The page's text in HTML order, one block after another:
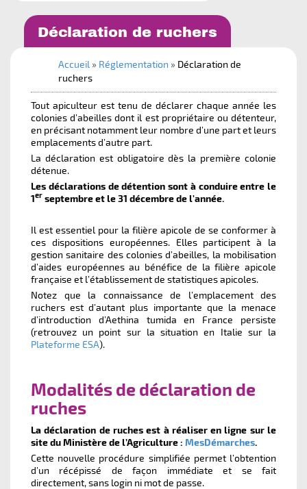
Retour à Bourgogne - Franche-Comté
GDS de Bourgogne - Franche-
1 rue des Coulots
21110 BRETENIERE
gdsbfc@reseaugds.com
Déclaration de ruchers
Accueil » Réglementation » Déclaration de
ruchers
Tout apiculteur est tenu de déclarer chaque année les
colonies d’abeilles dont il est propriétaire ou détenteur,
en précisant notamment leur nombre d’une part et leurs
emplacements d’autre part.
La déclaration est obligatoire dès la première colonie
détenue.
Les déclarations de détention sont à conduire entre le
1er septembre et le 31 décembre de l'année.
Il est essentiel pour la filière apicole de se conformer à
ces dispositions européennes. Elles participent à la
gestion sanitaire des colonies d’abeilles, la mobilisation
d’aides européennes au bénéfice de la filière apicole
française et l’établissement de statistiques apicoles.
Notez que la connaissance de l’emplacement des
ruchers est d’autant plus importante que la menace
d’introduction d’Aethina tumida en France persiste
(retrouvez un point sur la situation en Italie sur la
Plateforme ESA).
Modalités de déclaration de
ruches
La déclaration de ruches est à réaliser en ligne sur le
site du Ministère de l’Agriculture : MesDémarches.
Cette nouvelle procédure simplifiée permet l’obtention
d’un récépissé de façon immédiate et se fait
directement, sans login ni mot de passe.